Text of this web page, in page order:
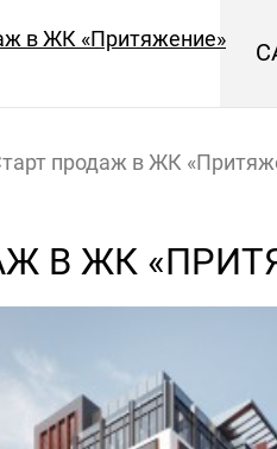
продаж в ЖК
В ЖК